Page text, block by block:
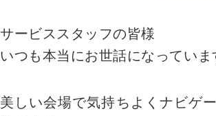
サービススタッフの皆様
いつも本当にお世話になっていま
美しい会場で気持ちよくナビゲ